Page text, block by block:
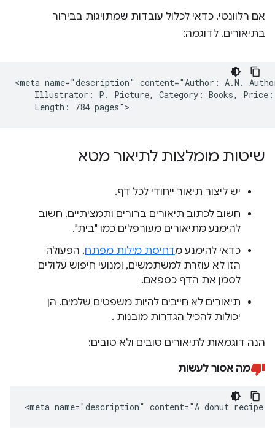
אם רלוונטי, כדאי לכלול עובדות שמתויגות בבירור
בתיאורים. לדוגמה:
<meta name="description" content="Author: A.N.
Illustrator: P. Picture, Category: Books,
שיטות מומלצות לתיאור מטא
יש ליצור תיאור ייחודי לכל דף.
חשוב לכתוב תיאורים ברורים ותמציתיים. חשוב
להימנע מתיאורים מעורפלים כמו "בית".
כדאי להימנע מדחיסת מילות מפתח. הפעולה
הזו לא עוזרת למשתמשים, ומנועי חיפוש עלולים
לסמן את הדף כספאם.
תיאורים לא חייבים להיות משפטים שלמים. הן
יכולות להכיל הגדרות מובנות .
הנה דוגמאות לתיאורים טובים ולא טובים:
מה אסור לעשות
<meta name="description" content="A donut